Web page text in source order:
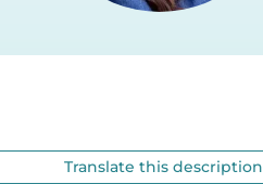
Translate this description